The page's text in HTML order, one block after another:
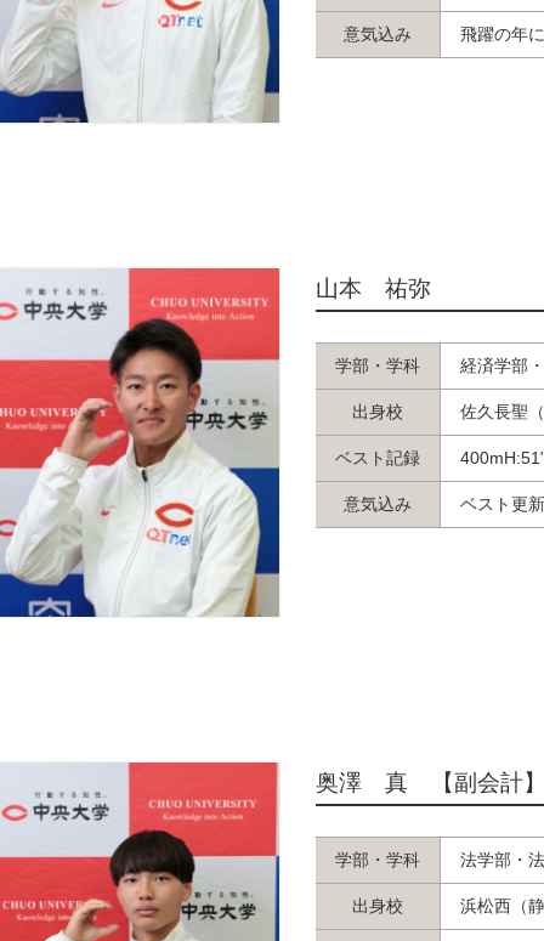
意気込み 飛躍の年
山本 祐弥
学部・学科 経済学部
出身校 佐久長聖
ベスト記録
意気込み ベスト更
奥澤 真 【副会計
学部・学科 法学部・
出身校 浜松西（